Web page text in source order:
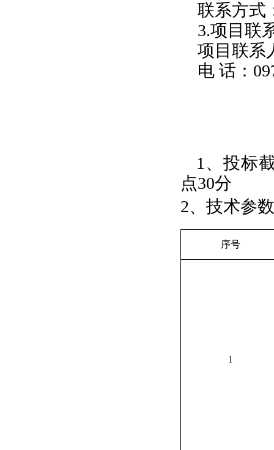
联系方式
3.项目联
项目联系
电 话：
1、投标
点30分
2、技术参数
序号
1